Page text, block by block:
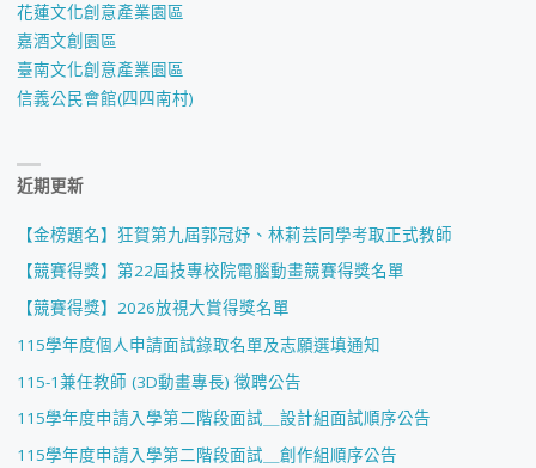
花蓮文化創意產業園區
嘉酒文創園區
臺南文化創意產業園區
信義公民會館(四四南村)
近期更新
【金榜題名】狂賀第九屆郭冠妤、林莉芸同學考取正式教師
【競賽得獎】第22屆技專校院電腦動畫競賽得獎名單
【競賽得獎】2026放視大賞得獎名單
115學年度個人申請面試錄取名單及志願選填通知
115-1兼任教師 (3D動畫專長) 徵聘公告
115學年度申請入學第二階段面試＿設計組面試順序公告
115學年度申請入學第二階段面試＿創作組順序公告